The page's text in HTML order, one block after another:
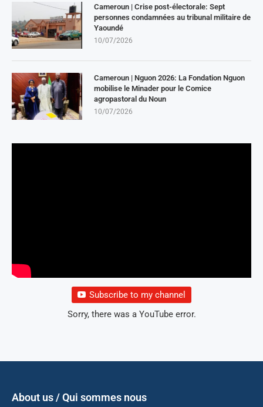
Cameroun | Crise post-électorale: Sept
personnes condamnées au tribunal militaire de
Yaoundé
10/07/2026
Cameroun | Nguon 2026: La Fondation Nguon
mobilise le Minader pour le Comice
agropastoral du Noun
10/07/2026
Subscribe to my channel
Sorry, there was a YouTube error.
About us / Qui sommes nous